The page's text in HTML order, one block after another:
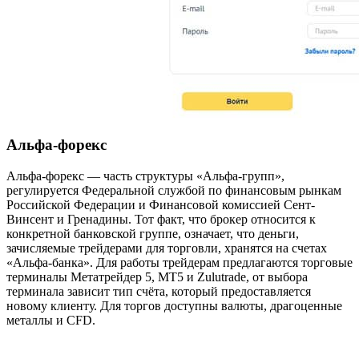
Альфа-форекс
Альфа-форекс — часть структуры «Альфа-групп»,
регулируется Федеральной службой по финансовым рынкам
Российской Федерации и Финансовой комиссией Сент-
Винсент и Гренадины. Тот факт, что брокер относится к
конкретной банковской группе, означает, что деньги,
зачисляемые трейдерами для торговли, хранятся на счетах
«Альфа-банка». Для работы трейдерам предлагаются торговые
терминалы Метатрейдер 5, MT5 и Zulutrade, от выбора
терминала зависит тип счёта, который предоставляется
новому клиенту. Для торгов доступны валюты, драгоценные
металлы и CFD.